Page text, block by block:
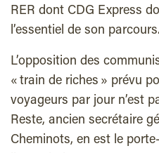
RER dont CDG Express
l’essentiel de son parcours.
L’opposition des
« train de riches » prévu
voyageurs par jour n’est
Reste, ancien secrétaire
Cheminots, en est le